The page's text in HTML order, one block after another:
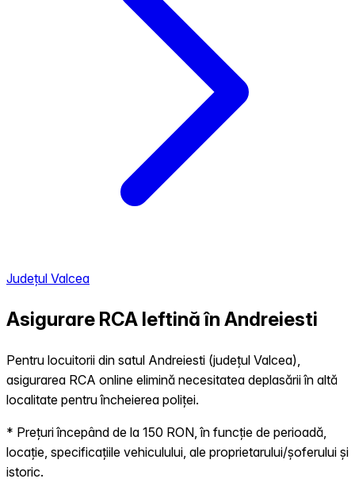
Județul Valcea
Asigurare RCA Ieftină în Andreiesti
Pentru locuitorii din satul Andreiesti (județul Valcea),
asigurarea RCA online elimină necesitatea deplasării în altă
localitate pentru încheierea poliței.
* Prețuri începând de la 150 RON, în funcție de perioadă,
locație, specificațiile vehiculului, ale proprietarului/șoferului și
istoric.